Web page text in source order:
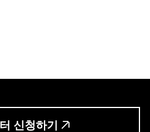
신청하기